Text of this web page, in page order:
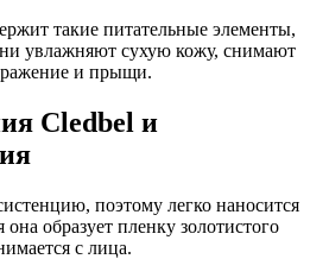
такие питательные элементы,
увлажняют сухую кожу, снимают
и прыщи.
Cledbel и
поэтому легко наносится
образует пленку золотистого
с лица.